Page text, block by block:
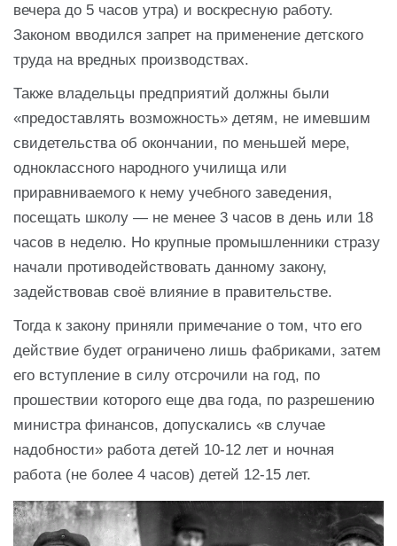
вечера до 5 часов утра) и воскресную работу.
Законом вводился запрет на применение детского
труда на вредных производствах.
Также владельцы предприятий должны были
«предоставлять возможность» детям, не имевшим
свидетельства об окончании, по меньшей мере,
одноклассного народного училища или
приравниваемого к нему учебного заведения,
посещать школу — не менее 3 часов в день или 18
часов в неделю. Но крупные промышленники стразу
начали противодействовать данному закону,
задействовав своё влияние в правительстве.
Тогда к закону приняли примечание о том, что его
действие будет ограничено лишь фабриками, затем
его вступление в силу отсрочили на год, по
прошествии которого еще два года, по разрешению
министра финансов, допускались «в случае
надобности» работа детей 10-12 лет и ночная
работа (не более 4 часов) детей 12-15 лет.